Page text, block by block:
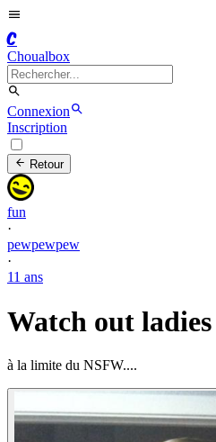
C
Choualbox
Connexion
Inscription
Retour
fun
·
pewpewpew
·
11 ans
Watch out ladies
à la limite du NSFW....